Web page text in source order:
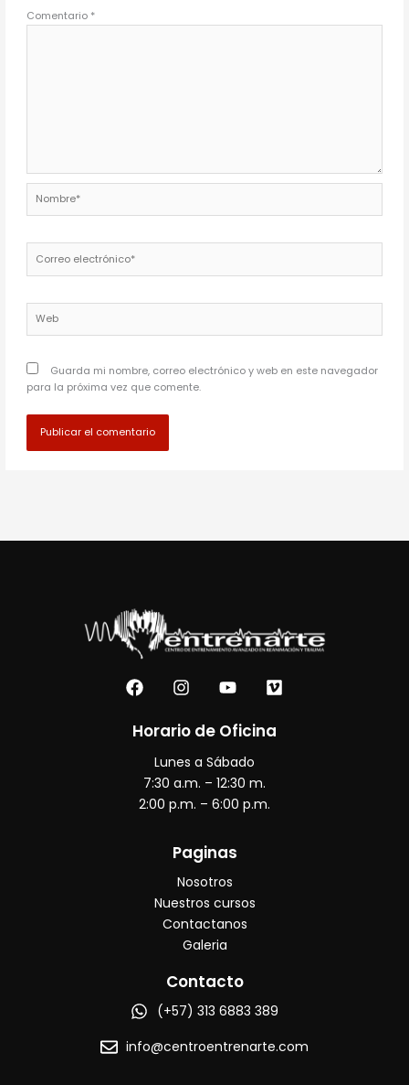
Comentario *
electrónico*
Guarda mi nombre, correo electrónico y web en este navegador
para la próxima vez que comente.
F
a
e
o
k
I
n
t
g
r
a
Y
o
t
b
e
V
i
e
Horario de Oficina
Lunes a Sábado
7:30 a.m. – 12:30 m.
2:00 p.m. – 6:00 p.m.
Paginas
Nosotros
Nuestros cursos
Contactanos
Galeria
Contacto
(+57) 313 6883 389
info@centroentrenarte.com